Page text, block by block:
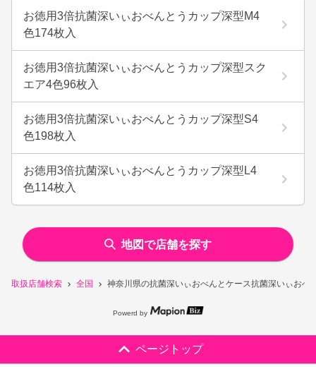
取扱店舗検索 全国 神奈川県の抗菌深いぃおべんとケース抗菌深いぃお
お徳用3倍抗菌深いぃおべんとうカップ深型M4
色174枚入
お徳用3倍抗菌深いぃおべんとうカップ深型スク
エア4色96枚入
お徳用3倍抗菌深いぃおべんとうカップ深型S4
色198枚入
お徳用3倍抗菌深いぃおべんとうカップ深型L4
色114枚入
地図で店舗を探す
Powerd by
ページトップ